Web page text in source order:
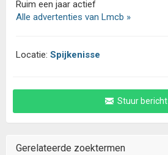
Ruim een jaar actief
Alle advertenties van Lmcb »
Locatie: Spijkenisse
Stuur bericht
Gerelateerde zoektermen